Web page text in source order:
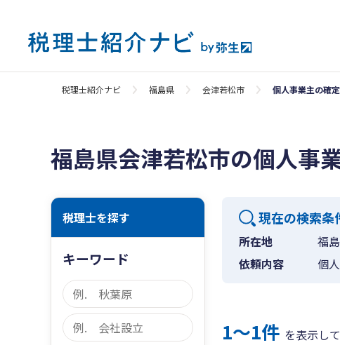
税理士紹介ナビ 福島県 会津若松市 個人事業主の確
福島県会津若松市の個人事
税理士を探す
キーワード
現在の検索条
所在地
福
依頼内容
個
1〜1件 を表示し